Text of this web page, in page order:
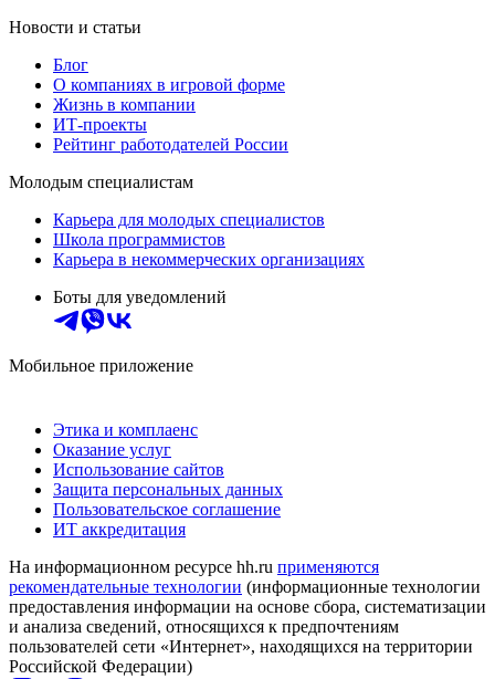
Новости и статьи
Блог
О компаниях в игровой форме
Жизнь в компании
ИТ-проекты
Рейтинг работодателей России
Молодым специалистам
Карьера для молодых специалистов
Школа программистов
Карьера в некоммерческих организациях
Боты для уведомлений
Мобильное приложение
Этика и комплаенс
Оказание услуг
Использование сайтов
Защита персональных данных
Пользовательское соглашение
ИТ аккредитация
На информационном ресурсе hh.ru применяются
рекомендательные технологии (информационные технологии
предоставления информации на основе сбора, систематизации
и анализа сведений, относящихся к предпочтениям
пользователей сети «Интернет», находящихся на территории
Российской Федерации)